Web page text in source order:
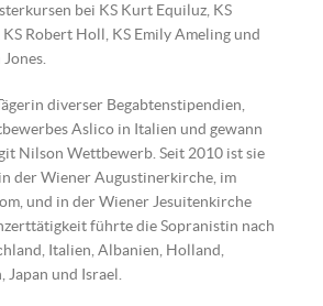
bei KS Kurt Equiluz, KS
Robert Holl, KS Emily Ameling und
diverser Begabtenstipendien,
Aslico in Italien und gewann
Nilson Wettbewerb. Seit 2010 ist sie
der Wiener Augustinerkirche, im
und in der Wiener Jesuitenkirche
führte die Sopranistin nach
Italien, Albanien, Holland,
Japan und Israel.